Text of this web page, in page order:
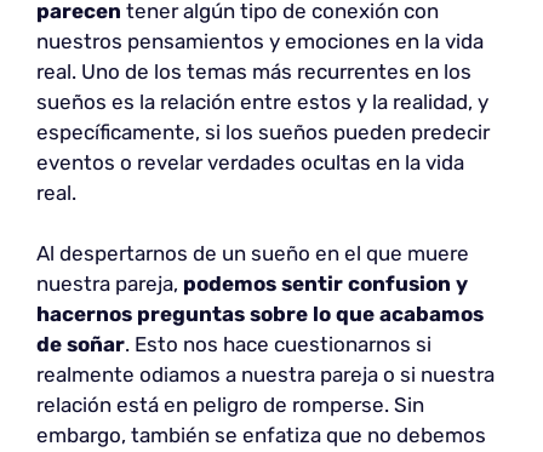
parecen tener algún tipo de conexión con
nuestros pensamientos y emociones en la vida
real. Uno de los temas más recurrentes en los
sueños es la relación entre estos y la realidad, y
específicamente, si los sueños pueden predecir
eventos o revelar verdades ocultas en la vida
real.
Al despertarnos de un sueño en el que muere
nuestra pareja, podemos sentir confusion y
hacernos preguntas sobre lo que acabamos
de soñar. Esto nos hace cuestionarnos si
realmente odiamos a nuestra pareja o si nuestra
relación está en peligro de romperse. Sin
embargo, también se enfatiza que no debemos